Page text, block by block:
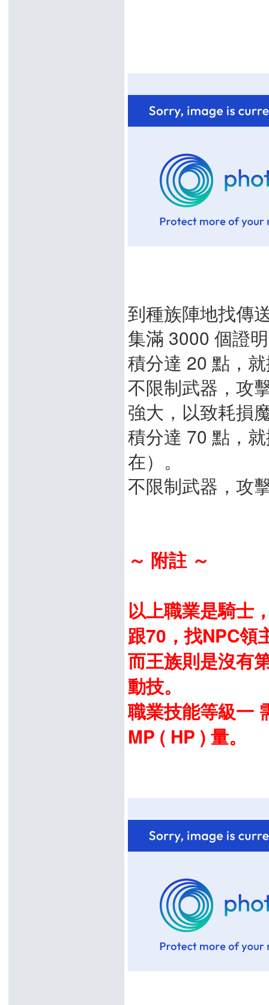
到種族陣地找傳
集滿 3000 個證
積分達 20 點，
不限制武器，攻
強大，以致耗損
積分達 70 點，
在）。
不限制武器，攻
～ 附註 ～
以上職業是騎士
跟70，找NPC領
而王族則是沒有
動技。
職業技能等級一
MP ( HP ) 量。